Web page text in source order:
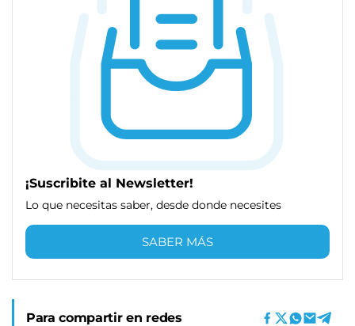
¡Suscribite al Newsletter!
Lo que necesitas saber, desde donde necesites
SABER MÁS
Para compartir en redes